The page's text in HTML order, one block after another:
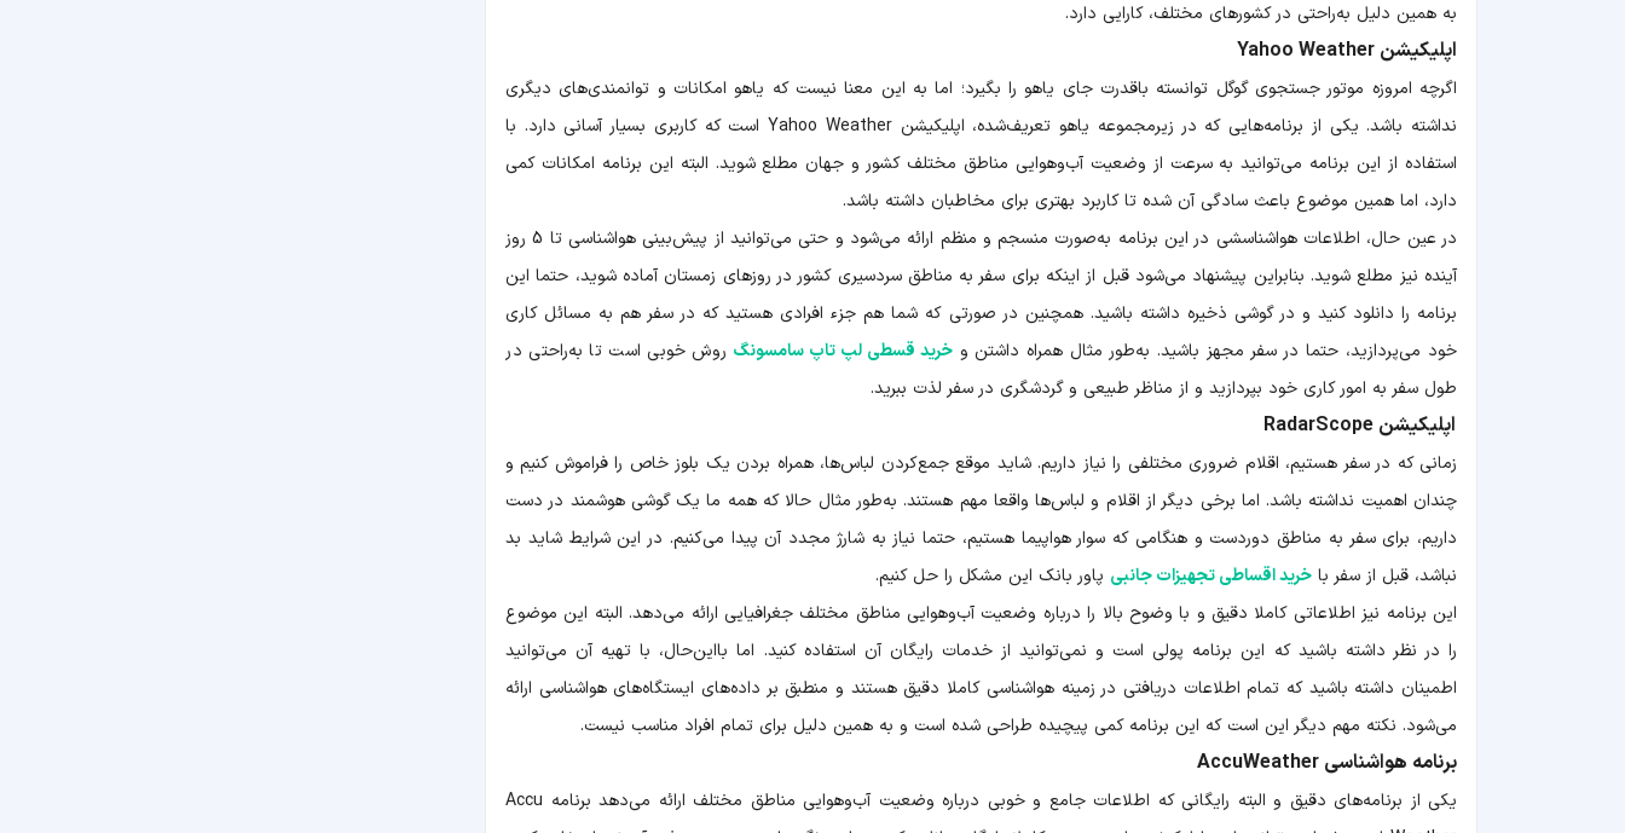
به همین دلیل به‌راحتی در کشورهای مختلف، کارایی دارد.
اپلیکیشن Yahoo Weather
اگرچه امروزه موتور جستجوی گوگل توانسته باقدرت جای یاهو را بگیرد؛ اما به این معنا نیست که یاهو امکانات و توانمندی‌های دیگری
نداشته باشد. یکی از برنامه‌هایی که در زیرمجموعه یاهو تعریف‌شده، اپلیکیشن Yahoo Weather است که کاربری بسیار آسانی دارد. با
استفاده از این برنامه می‌توانید به سرعت از وضعیت آب‌وهوایی مناطق مختلف کشور و جهان مطلع شوید. البته این برنامه امکانات کمی
دارد، اما همین موضوع باعث سادگی آن شده تا کاربرد بهتری برای مخاطبان داشته باشد.
در عین حال، اطلاعات هواشناسشی در این برنامه به‌صورت منسجم و منظم ارائه می‌شود و حتی می‌توانید از پیش‌بینی هواشناسی تا 5 روز
آینده نیز مطلع شوید. بنابراین پیشنهاد می‌شود قبل از اینکه برای سفر به مناطق سردسیری کشور در روزهای زمستان آماده شوید، حتما این
برنامه را دانلود کنید و در گوشی ذخیره داشته باشید. همچنین در صورتی که شما هم جزء افرادی هستید که در سفر هم به مسائل کاری
خود می‌پردازید، حتما در سفر مجهز باشید. به‌طور مثال همراه داشتن وخرید قسطی لپ تاپ سامسونگ روش خوبی است تا به‌راحتی در
طول سفر به امور کاری خود بپردازید و از مناظر طبیعی و گردشگری در سفر لذت ببرید.
اپلیکیشن RadarScope
زمانی که در سفر هستیم، اقلام ضروری مختلفی را نیاز داریم. شاید موقع جمع‌کردن لباس‌ها، همراه بردن یک بلوز خاص را فراموش کنیم و
چندان اهمیت نداشته باشد. اما برخی دیگر از اقلام و لباس‌ها واقعا مهم هستند. به‌طور مثال حالا که همه ما یک گوشی هوشمند در دست
داریم، برای سفر به مناطق دوردست و هنگامی که سوار هواپیما هستیم، حتما نیاز به شارژ مجدد آن پیدا می‌کنیم. در این شرایط شاید بد
نباشد، قبل از سفر با خرید اقساطی تجهیزات جانبی پاور بانک این مشکل را حل کنیم.
این برنامه نیز اطلاعاتی کاملا دقیق و با وضوح بالا را درباره وضعیت آب‌وهوایی مناطق مختلف جغرافیایی ارائه می‌دهد. البته این موضوع
را در نظر داشته باشید که این برنامه پولی است و نمی‌توانید از خدمات رایگان آن استفاده کنید. اما بااین‌حال، با تهیه آن می‌توانید
اطمینان داشته باشید که تمام اطلاعات دریافتی در زمینه هواشناسی کاملا دقیق هستند و منطبق بر داده‌های ایستگاه‌های هواشناسی ارائه
می‌شود. نکته مهم دیگر این است که این برنامه کمی پیچیده طراحی شده است و به همین دلیل برای تمام افراد مناسب نیست.
برنامه هواشناسی AccuWeather
یکی از برنامه‌های دقیق و البته رایگانی که اطلاعات جامع و خوبی درباره وضعیت آب‌وهوایی مناطق مختلف ارائه می‌دهد برنامه Accu